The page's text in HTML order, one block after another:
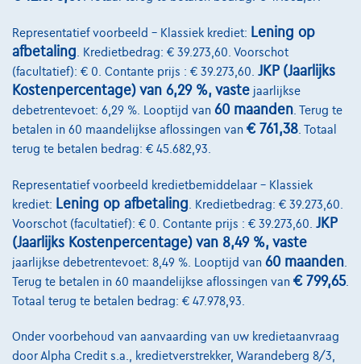
Bekijk wagen
Mercedes-Benz C 300
E, AMG-LINE, MEMORY SEATS, CAMERA, AMBIENT LIGHT, LED HIGH
Representatief voorbeeld – Klassiek krediet: Lening op
afbetaling . Kredietbedrag: € 39.273,60. Voorschot
(facultatief): € 0. Contante prijs : € 39.273,60. JKP (Jaarlijks
Kostenpercentage) van 6,29 %, vaste jaarlijkse
debetrentevoet: 6,29 %. Looptijd van 60 maanden . Terug te
betalen in 60 maandelijkse aflossingen van € 761,38 . Totaal
terug te betalen bedrag: € 45.682,93.
Representatief voorbeeld kredietbemiddelaar – Klassiek
krediet: Lening op afbetaling . Kredietbedrag: € 39.273,60.
Voorschot (facultatief): € 0. Contante prijs : € 39.273,60. JKP
(Jaarlijks Kostenpercentage) van 8,49 %, vaste
jaarlijkse debetrentevoet: 8,49 %. Looptijd van 60 maanden
Terug te betalen in 60 maandelijkse aflossingen van € 799,65.
Totaal terug te betalen bedrag: € 47.978,93.
Onder voorbehoud van aanvaarding van uw kredietaanvraag
door Alpha Credit s.a., kredietverstrekker, Warandeberg 8/3,